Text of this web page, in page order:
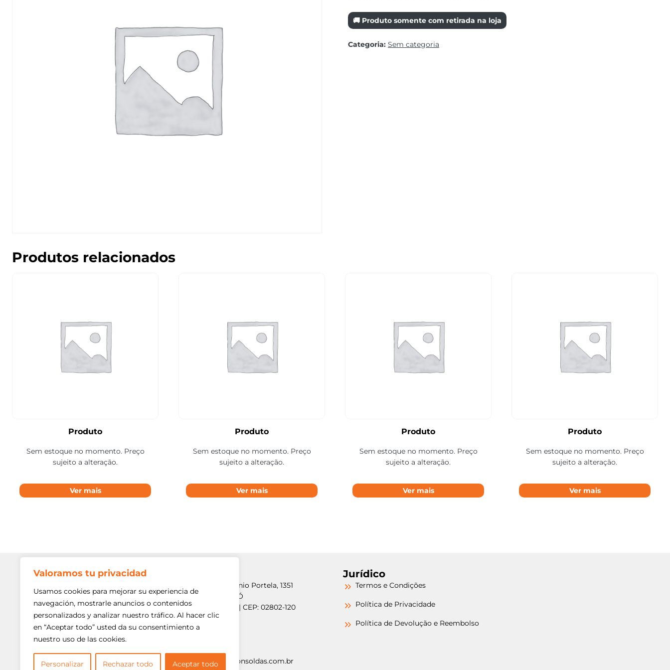
Valoramos tu privacidad
Usamos cookies para mejorar su experiencia de
navegación, mostrarle anuncios o contenidos
personalizados y analizar nuestro tráfico. Al hacer clic
en “Aceptar todo” usted da su consentimiento a
nuestro uso de las cookies.
Personalizar Rechazar todo Aceptar todo
🚚 Produto somente com retirada na loja
Categoria: Sem categoria
Produtos relacionados
Produto
Sem estoque no momento. Preço
sujeito a alteração.
Ver mais
Produto
Sem estoque no momento. Preço
sujeito a alteração.
Ver mais
Produto
Sem estoque no momento. Preço
sujeito a alteração.
Ver mais
Produto
Sem estoque no momento. Preço
sujeito a alteração.
Ver mais
Siga-nos!
Av. Min. Petrônio Portela, 1351
Freguesia do Ó
São Paulo/SP | CEP: 02802-120
contato@argonsoldas.com.br
Jurídico
Termos e Condições
Política de Privacidade
Política de Devolução e Reembolso